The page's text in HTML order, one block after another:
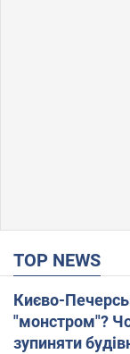
TOP NEWS
Києво-
"монстром"?
зупиняти